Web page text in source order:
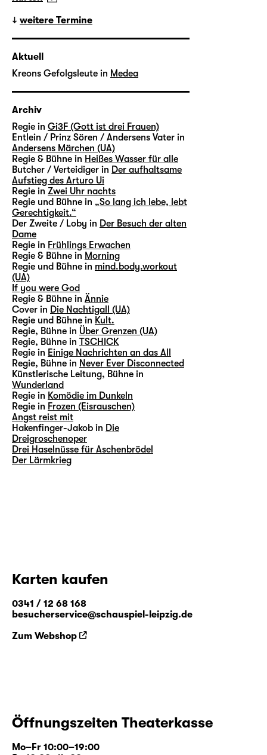
weitere Termine
Aktuell
Kreons Gefolgsleute in Medea
Archiv
Regie in Gi3F (Gott ist drei Frauen)
Entlein / Prinz Sören / Andersens Vater in
Andersens Märchen (UA)
Regie & Bühne in Heißes Wasser für alle
Butcher / Verteidiger in Der aufhaltsame
Aufstieg des Arturo Ui
Regie in Zwei Uhr nachts
Regie und Bühne in „So lang ich lebe, lebt
Gerechtigkeit.“
Der Zweite / Loby in Der Besuch der alten
Dame
Regie in Frühlings Erwachen
Regie & Bühne in Morning
Regie und Bühne in mind.body.workout
(UA)
If you were God
Regie & Bühne in Ännie
Cover in Die Nachtigall (UA)
Regie und Bühne in Kult.
Regie, Bühne in Über Grenzen (UA)
Regie, Bühne in TSCHICK
Regie in Einige Nachrichten an das All
Regie, Bühne in Never Ever Disconnected
Künstlerische Leitung, Bühne in
Wunderland
Regie in Komödie im Dunkeln
Regie in Frozen (Eisrauschen)
Angst reist mit
Hakenfinger-Jakob in Die
Dreigroschenoper
Drei Haselnüsse für Aschenbrödel
Der Lärmkrieg
Karten kaufen
0341 / 12 68 168
besucherservice@schauspiel-leipzig.de
Zum Webshop
Öffnungszeiten Theaterkasse
Mo–Fr 10:00–19:00